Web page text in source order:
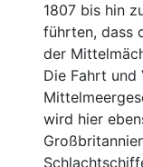
1807 bis hin
führten, dass
der
Die Fahrt und
wird hier